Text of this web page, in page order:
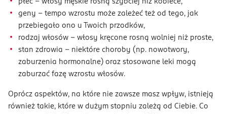
płeć – włosy męskie rosną szybciej niż kobiece,
geny – tempo wzrostu może zależeć też od tego, jak
przebiegało ono u Twoich przodków,
rodzaj włosów – włosy kręcone rosną wolniej niż proste,
stan zdrowia – niektóre choroby (np. nowotwory,
zaburzenia hormonalne) oraz stosowane leki mogą
zaburzać fazę wzrostu włosów.
Oprócz aspektów, na które nie zawsze masz wpływ, istnieją
również takie, które w dużym stopniu zależą od Ciebie. Co